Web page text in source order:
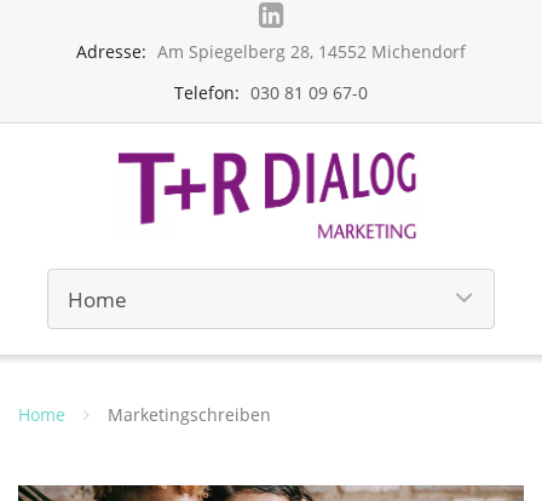
Adresse: Am Spiegelberg 28, 14552 Michendorf
Telefon: 030 81 09 67-0
Home Marketingschreiben